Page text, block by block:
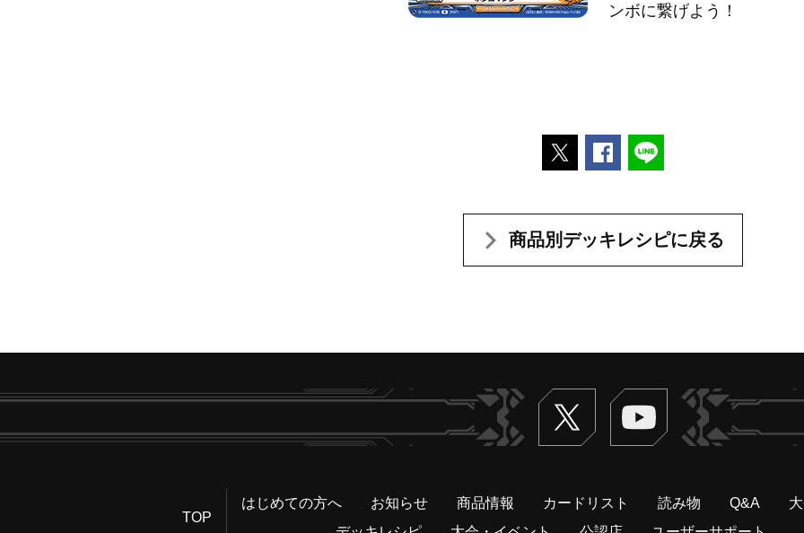
ンボに繋げよう！
ポストするFacebookでシェアする
商品別デッキレシピに戻る
Twitter ヴァンガードch
TOP
はじめての方へ お知らせ 商品情報 カードリスト 読み物 Q&A